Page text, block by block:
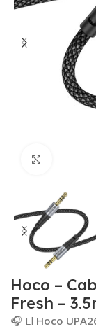
Click
Hoco –
Fresh –
🎧 El Hoco